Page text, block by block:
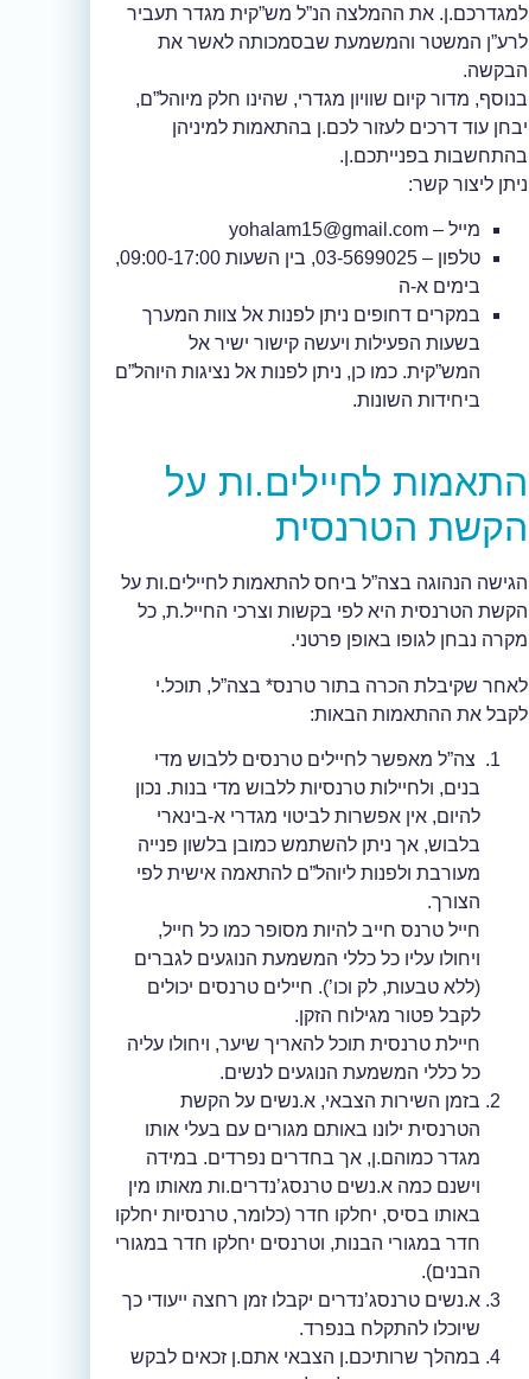
למגדרכם.ן. את ההמלצה הנ”ל מש”קית מגדר תעביר
לרע”ן המשטר והמשמעת שבסמכותה לאשר את
הבקשה.
בנוסף, מדור קיום שוויון מגדרי, שהינו חלק מיוהל”ם,
יבחן עוד דרכים לעזור לכם.ן בהתאמות למיניהן
בהתחשבות בפנייתכם.ן.
ניתן ליצור קשר:
מייל – yohalam15@gmail.com
טלפון – 03-5699025, בין השעות 09:00-17:00,
בימים א-ה
במקרים דחופים ניתן לפנות אל צוות המערך
בשעות הפעילות ויעשה קישור ישיר אל
המש”קית. כמו כן, ניתן לפנות אל נציגות היוהל”ם
ביחידות השונות.
התאמות לחיילים.ות על
הקשת הטרנסית
הגישה הנהוגה בצה”ל ביחס להתאמות לחיילים.ות על
הקשת הטרנסית היא לפי בקשות וצרכי החייל.ת, כל
מקרה נבחן לגופו באופן פרטני.
לאחר שקיבלת הכרה בתור טרנס* בצה”ל, תוכל.י
לקבל את ההתאמות הבאות:
צה”ל מאפשר לחיילים טרנסים ללבוש מדי
בנים, ולחיילות טרנסיות ללבוש מדי בנות. נכון
להיום, אין אפשרות לביטוי מגדרי א-בינארי
בלבוש, אך ניתן להשתמש כמובן בלשון פנייה
מעורבת ולפנות ליוהל”ם להתאמה אישית לפי
הצורך.
חייל טרנס חייב להיות מסופר כמו כל חייל,
ויחולו עליו כל כללי המשמעת הנוגעים לגברים
(ללא טבעות, לק וכו’). חיילים טרנסים יכולים
לקבל פטור מגילוח הזקן.
חיילת טרנסית תוכל להאריך שיער, ויחולו עליה
כל כללי המשמעת הנוגעים לנשים.
בזמן השירות הצבאי, א.נשים על הקשת
הטרנסית ילונו באותם מגורים עם בעלי אותו
מגדר כמוהם.ן, אך בחדרים נפרדים. במידה
וישנם כמה א.נשים טרנסג’נדרים.ות מאותו מין
באותו בסיס, יחלקו חדר (כלומר, טרנסיות יחלקו
חדר במגורי הבנות, וטרנסים יחלקו חדר במגורי
הבנים).
א.נשים טרנסג’נדרים יקבלו זמן רחצה ייעודי כך
שיוכלו להתקלח בנפרד.
במהלך שרותיכם.ן הצבאי אתם.ן זכאים לבקש